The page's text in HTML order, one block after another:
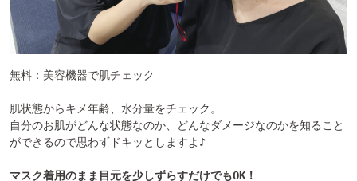
無料：美容機器で肌チェック
肌状態からキメ年齢、水分量をチェック。
自分のお肌がどんな状態なのか、どんなダメージなのかを知ること
ができるので思わずドキッとしますよ♪
マスク着用のまま目元を少しずらすだけでもOK！